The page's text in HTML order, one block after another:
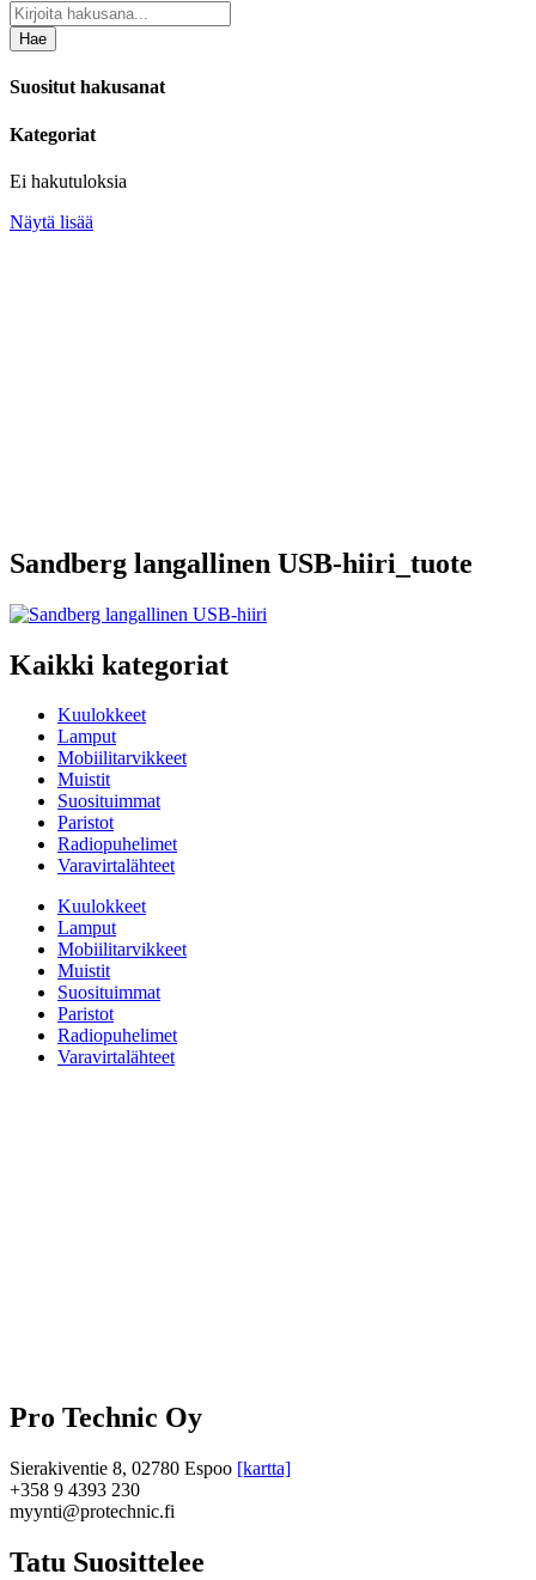
Hae
Suositut hakusanat
Kategoriat
Ei hakutuloksia
Näytä lisää
Sandberg langallinen USB-hiiri_tuote
Kaikki kategoriat
Kuulokkeet
Lamput
Mobiilitarvikkeet
Muistit
Suosituimmat
Paristot
Radiopuhelimet
Varavirtalähteet
Kuulokkeet
Lamput
Mobiilitarvikkeet
Muistit
Suosituimmat
Paristot
Radiopuhelimet
Varavirtalähteet
Pro Technic Oy
Sierakiventie 8, 02780 Espoo [kartta]
+358 9 4393 230
myynti@protechnic.fi
Tatu Suosittelee